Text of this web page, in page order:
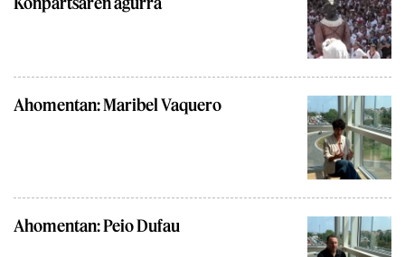
Ahomentan: Maribel Vaquero
Ahomentan: Peio Dufau